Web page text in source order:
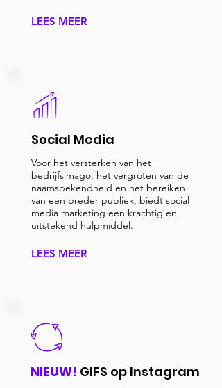
LEES MEER
Social Media
Voor het versterken van het
bedrijfsimago, het vergroten van de
naamsbekendheid en het bereiken
van een breder publiek, biedt social
media marketing een krachtig en
uitstekend hulpmiddel.
LEES MEER
NIEUW! GIFS op Instagram